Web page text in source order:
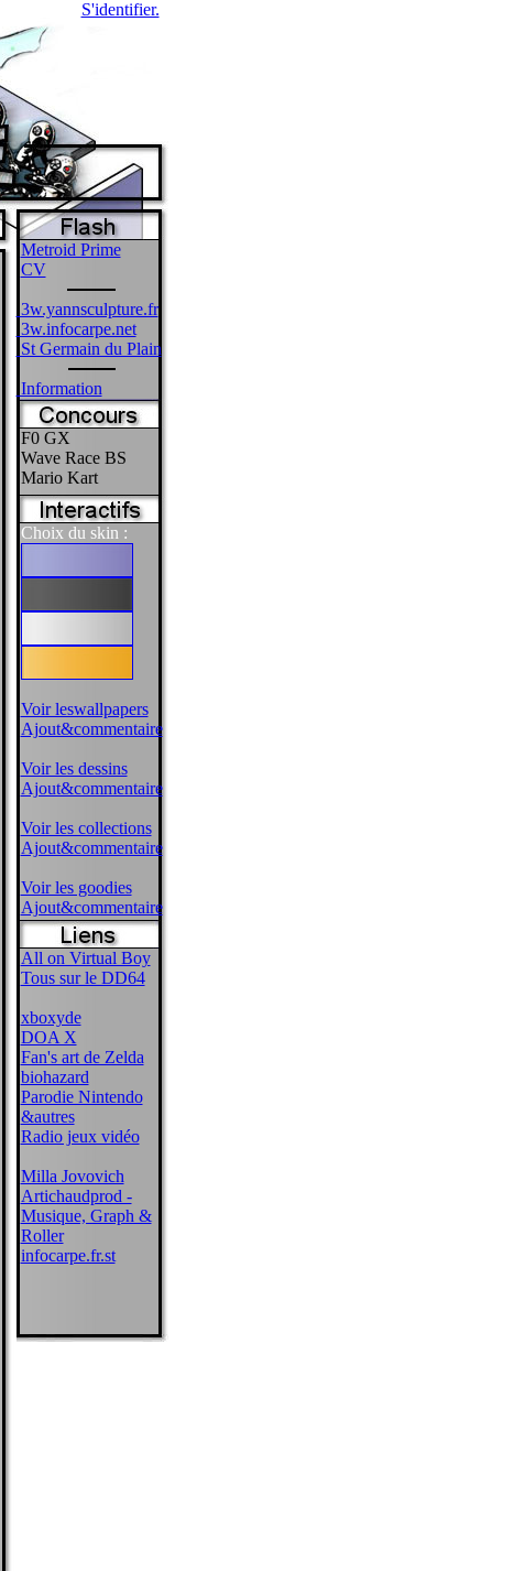
S'identifier.
Metroid Prime
CV
3w.yannsculpture.fr
3w.infocarpe.net
St Germain du Plain
Information
F0 GX
Wave Race BS
Mario Kart
Choix du skin :
Voir leswallpapers
Ajout&commentaire
Voir les dessins
Ajout&commentaire
Voir les collections
Ajout&commentaire
Voir les goodies
Ajout&commentaire
All on Virtual Boy
Tous sur le DD64
xboxyde
DOA X
Fan's art de Zelda
biohazard
Parodie Nintendo
&autres
Radio jeux vidéo
Milla Jovovich
Artichaudprod -
Musique, Graph &
Roller
infocarpe.fr.st